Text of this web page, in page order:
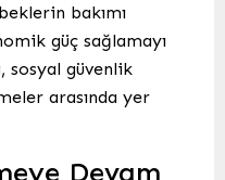
bakımı
güç sağlamayı
sosyal güvenlik
arasında yer
Devam